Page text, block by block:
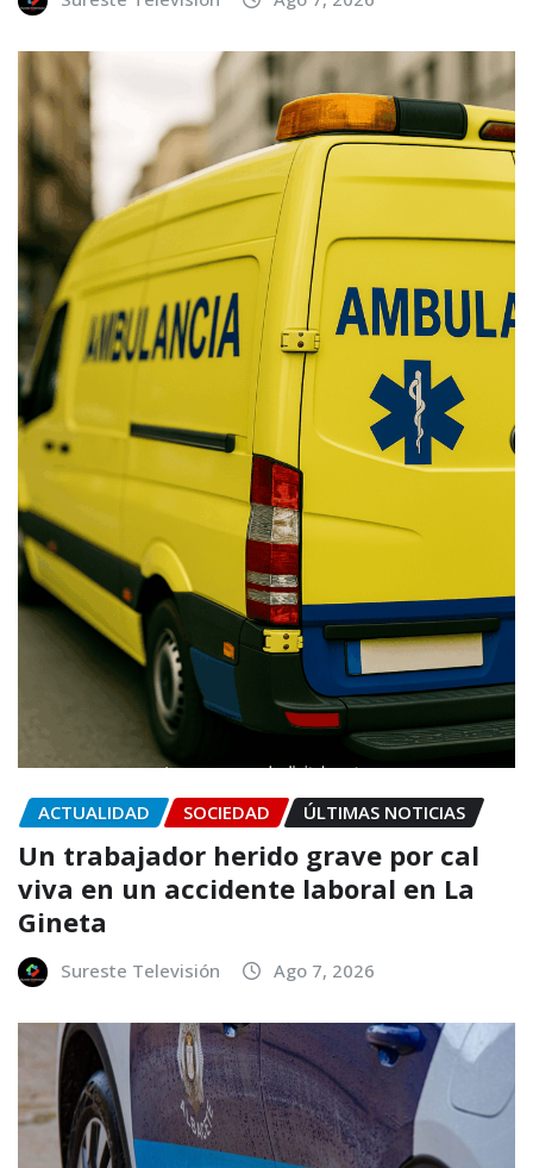
ACTUALIDAD SOCIEDAD ÚLTIMAS NOTICIAS
Un trabajador herido grave por cal
viva en un accidente laboral en La
Gineta
Sureste Televisión Ago 7, 2026